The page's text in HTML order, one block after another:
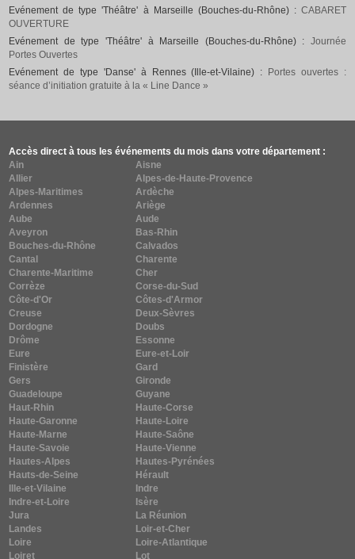
Evénement de type 'Théâtre' à Marseille (Bouches-du-Rhône) : CABARET
OUVERTURE
Evénement de type 'Théâtre' à Marseille (Bouches-du-Rhône) : Journée
Portes Ouvertes
Evénement de type 'Danse' à Rennes (Ille-et-Vilaine) :
Portes ouvertes :
séance d’initiation gratuite à la « Line Dance »
Accès direct à tous les événements du mois dans votre département :
Ain
Aisne
Allier
Alpes-de-Haute-Provence
Alpes-Maritimes
Ardèche
Ardennes
Ariège
Aube
Aude
Aveyron
Bas-Rhin
Bouches-du-Rhône
Calvados
Cantal
Charente
Charente-Maritime
Cher
Corrèze
Corse-du-Sud
Côte-d'Or
Côtes-d'Armor
Creuse
Deux-Sèvres
Dordogne
Doubs
Drôme
Essonne
Eure
Eure-et-Loir
Finistère
Gard
Gers
Gironde
Guadeloupe
Guyane
Haut-Rhin
Haute-Corse
Haute-Garonne
Haute-Loire
Haute-Marne
Haute-Saône
Haute-Savoie
Haute-Vienne
Hautes-Alpes
Hautes-Pyrénées
Hauts-de-Seine
Hérault
Ille-et-Vilaine
Indre
Indre-et-Loire
Isère
Jura
La Réunion
Landes
Loir-et-Cher
Loire
Loire-Atlantique
Loiret
Lot